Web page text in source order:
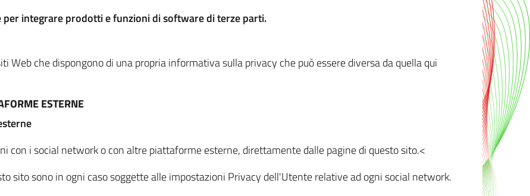
integrare prodotti e funzioni di software di terze parti.
Web che dispongono di una propria informativa sulla privacy che può essere diversa da quella qui
ESTERNE
con i social network o con altre piattaforme esterne, direttamente dalle pagine di questo sito.<
sito sono in ogni caso soggette alle impostazioni Privacy dell'Utente relative ad ogni social network.